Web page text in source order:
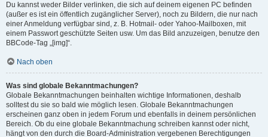
Du kannst weder Bilder verlinken, die sich auf deinem eigenen PC befinden
(außer es ist ein öffentlich zugänglicher Server), noch zu Bildern, die nur nach
einer Anmeldung verfügbar sind, z. B. Hotmail- oder Yahoo-Mailboxen, mit
einem Passwort geschützte Seiten usw. Um das Bild anzuzeigen, benutze den
BBCode-Tag „[img]“.
Nach oben
Was sind globale Bekanntmachungen?
Globale Bekanntmachungen beinhalten wichtige Informationen, deshalb
solltest du sie so bald wie möglich lesen. Globale Bekanntmachungen
erscheinen ganz oben in jedem Forum und ebenfalls in deinem persönlichen
Bereich. Ob du eine globale Bekanntmachung schreiben kannst oder nicht,
hängt von den durch die Board-Administration vergebenen Berechtigungen